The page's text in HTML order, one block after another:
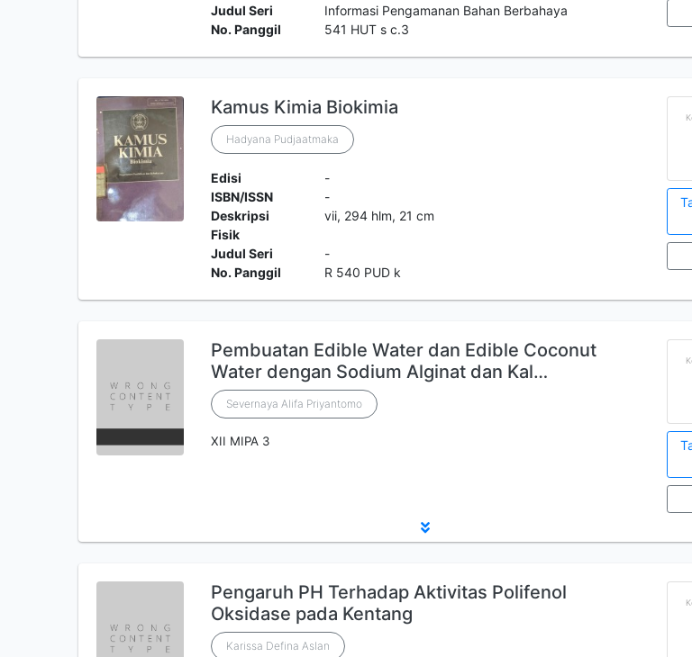
Judul Seri
Informasi Pengamanan Bahan Berbahaya
No. Panggil
541 HUT s c.3
Kamus Kimia Biokimia
Hadyana Pudjaatmaka
Edisi
-
ISBN/ISSN
-
Deskripsi
Fisik
vii, 294 hlm, 21 cm
Judul Seri
-
No. Panggil
R 540 PUD k
Pembuatan Edible Water dan Edible Coconut
Water dengan Sodium Alginat dan Kal…
Severnaya Alifa Priyantomo
XII MIPA 3
Pengaruh PH Terhadap Aktivitas Polifenol
Oksidase pada Kentang
Karissa Defina Aslan